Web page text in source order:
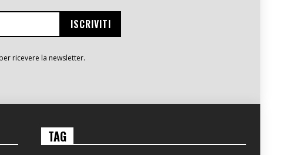
ricevere la newsletter.
TAG